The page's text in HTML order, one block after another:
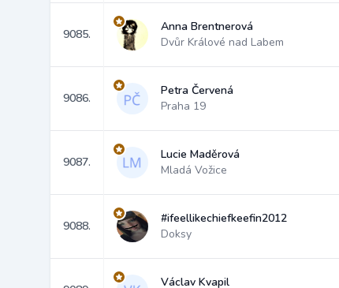
9085.
Anna Brentnerová
Dvůr Králové nad Labem
9086.
Petra Červená
Praha 19
9087.
Lucie Maděrová
Mladá Vožice
9088.
#ifeellikechiefkeefin2012
Doksy
Václav Kvapil